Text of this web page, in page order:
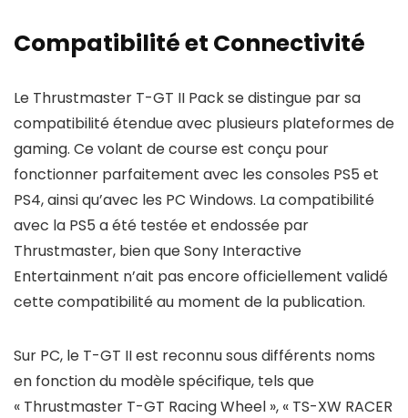
Compatibilité et Connectivité
Le Thrustmaster T-GT II Pack se distingue par sa
compatibilité étendue avec plusieurs plateformes de
gaming. Ce volant de course est conçu pour
fonctionner parfaitement avec les consoles PS5 et
PS4, ainsi qu’avec les PC Windows. La compatibilité
avec la PS5 a été testée et endossée par
Thrustmaster, bien que Sony Interactive
Entertainment n’ait pas encore officiellement validé
cette compatibilité au moment de la publication.
Sur PC, le T-GT II est reconnu sous différents noms
en fonction du modèle spécifique, tels que
« Thrustmaster T-GT Racing Wheel », « TS-XW RACER